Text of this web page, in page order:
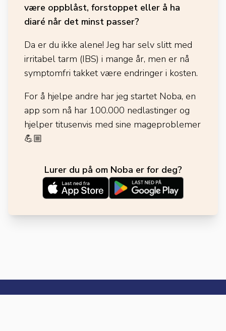
være oppblåst, forstoppet eller å ha
diaré når det minst passer?
Da er du ikke alene! Jeg har selv slitt med
irritabel tarm (IBS) i mange år, men er nå
symptomfri takket være endringer i kosten.
For å hjelpe andre har jeg startet Noba, en
app som nå har 100.000 nedlastinger og
hjelper titusenvis med sine mageproblemer
💪🏼
Lurer du på om Noba er for deg?